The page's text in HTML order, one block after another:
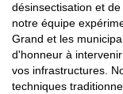
désinsectisation et
notre équipe
Grand et les
d'honneur à
vos infrastructures.
techniques